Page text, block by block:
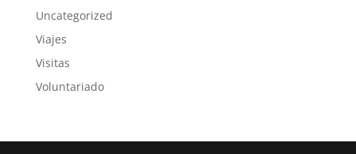
Uncategorized
Viajes
Visitas
Voluntariado